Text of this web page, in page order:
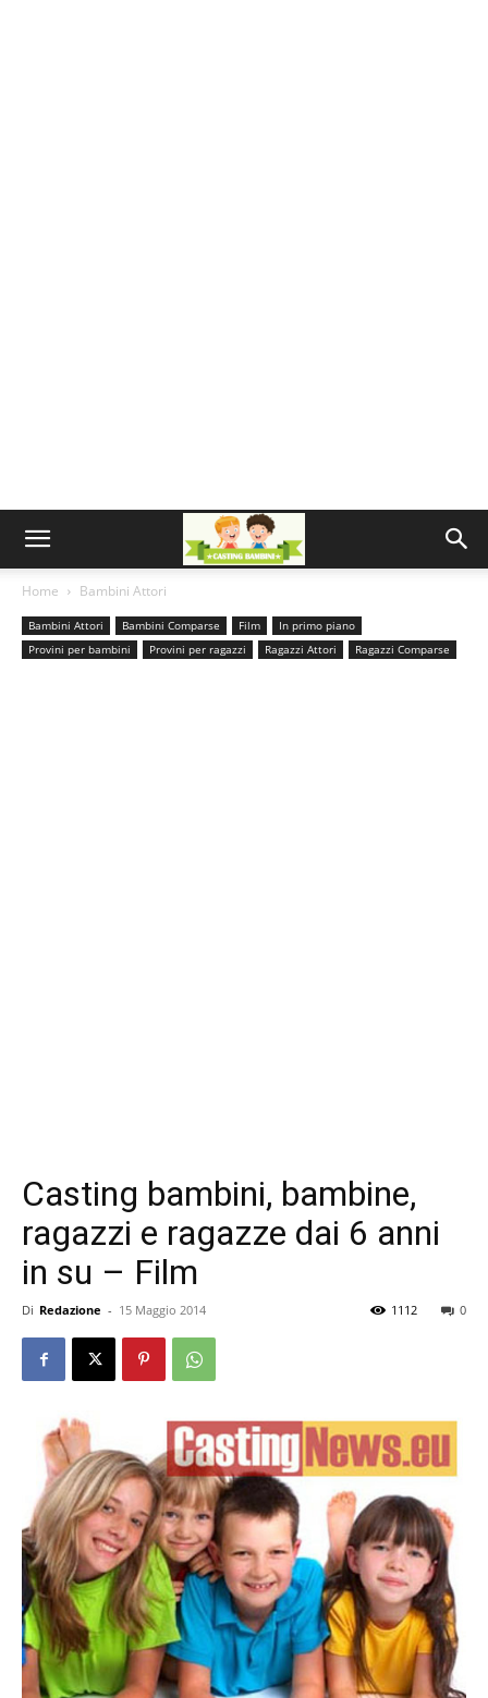
Home Bambini Attori
Bambini Attori Bambini Comparse Film
In primo piano
Provini per bambini
Provini per ragazzi Ragazzi Attori Ragazzi Comparse
Casting bambini, bambine,
ragazzi e ragazze dai 6 anni
in su – Film
Di Redazione - 15 Maggio 2014 0
1112